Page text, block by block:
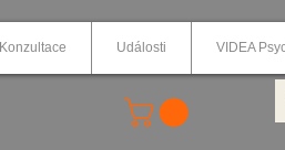
Události VIDEA